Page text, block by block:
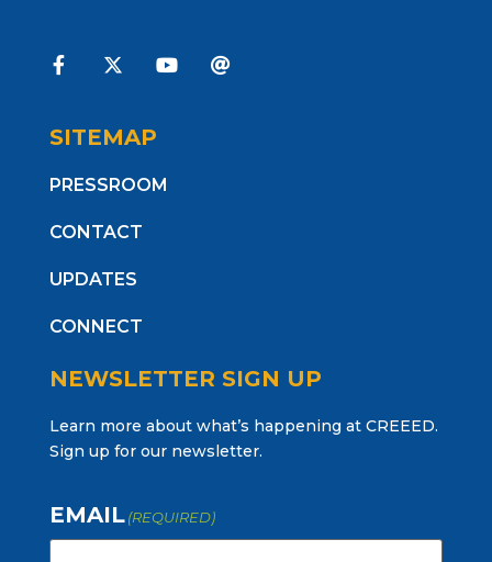
SITEMAP
PRESSROOM
CONTACT
UPDATES
CONNECT
NEWSLETTER SIGN UP
Learn more about what’s happening at CREEED.
Sign up for our newsletter.
EMAIL (REQUIRED)